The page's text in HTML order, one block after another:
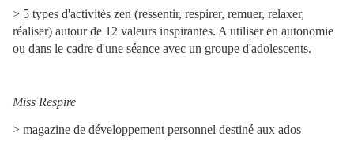
> 5 types d'activités zen (ressentir, respirer, remuer, relaxer,
réaliser) autour de 12 valeurs inspirantes. A utiliser en autonomie
ou dans le cadre d'une séance avec un groupe d'adolescents.
Miss Respire
> magazine de développement personnel destiné aux ados